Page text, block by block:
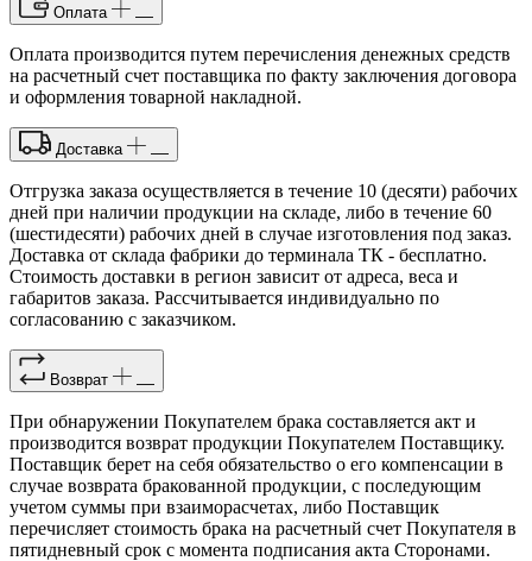
Оплата
Оплата производится путем перечисления денежных средств
на расчетный счет поставщика по факту заключения договора
и оформления товарной накладной.
Доставка
Отгрузка заказа осуществляется в течение 10 (десяти) рабочих
дней при наличии продукции на складе, либо в течение 60
(шестидесяти) рабочих дней в случае изготовления под заказ.
Доставка от склада фабрики до терминала ТК - бесплатно.
Стоимость доставки в регион зависит от адреса, веса и
габаритов заказа. Рассчитывается индивидуально по
согласованию с заказчиком.
Возврат
При обнаружении Покупателем брака составляется акт и
производится возврат продукции Покупателем Поставщику.
Поставщик берет на себя обязательство о его компенсации в
случае возврата бракованной продукции, с последующим
учетом суммы при взаиморасчетах, либо Поставщик
перечисляет стоимость брака на расчетный счет Покупателя в
пятидневный срок с момента подписания акта Сторонами.